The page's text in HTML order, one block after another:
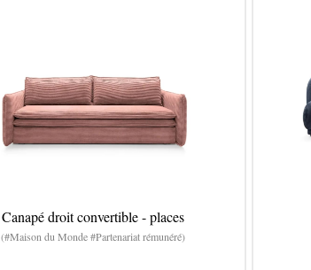
Canapé droit convertible - places
(#Maison du Monde #Partenariat rémunéré)